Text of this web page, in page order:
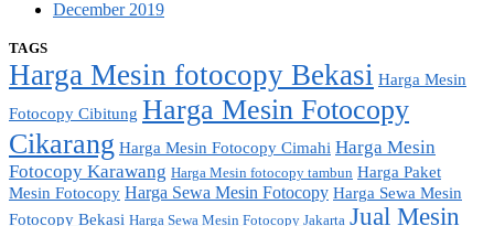
December 2019
TAGS
Harga Mesin fotocopy Bekasi Harga Mesin
Fotocopy Cibitung Harga Mesin Fotocopy
Cikarang Harga Mesin Fotocopy Cimahi Harga Mesin
Fotocopy Karawang Harga Mesin fotocopy tambun Harga Paket
Mesin Fotocopy Harga Sewa Mesin Fotocopy Harga Sewa Mesin
Fotocopy Bekasi Harga Sewa Mesin Fotocopy Jakarta Jual Mesin